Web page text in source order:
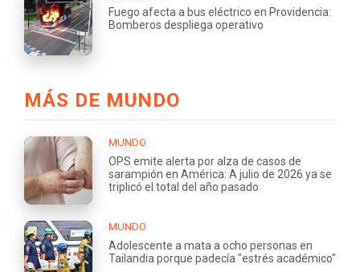
Fuego afecta a bus eléctrico en Providencia:
Bomberos despliega operativo
MÁS DE MUNDO
MUNDO
OPS emite alerta por alza de casos de
sarampión en América: A julio de 2026 ya se
triplicó el total del año pasado
MUNDO
Adolescente a mata a ocho personas en
Tailandia porque padecía "estrés académico"